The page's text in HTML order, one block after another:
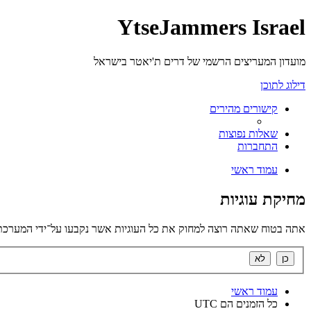
YtseJammers Israel
מועדון המעריצים הרשמי של דרים ת'יאטר בישראל
דילוג לתוכן
קישורים מהירים
שאלות נפוצות
התחברות
עמוד ראשי
מחיקת עוגיות
אתה בטוח שאתה רוצה למחוק את כל העוגיות אשר נקבעו על־ידי
עמוד ראשי
כל הזמנים הם UTC